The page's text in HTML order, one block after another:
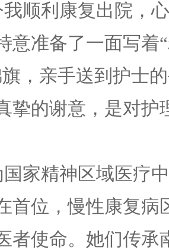
顺利康复出院，心
意准备了一面写着
，亲手送到护士
挚的谢意，是对护
家精神区域医疗中
首位，慢性康复
者使命。她们传